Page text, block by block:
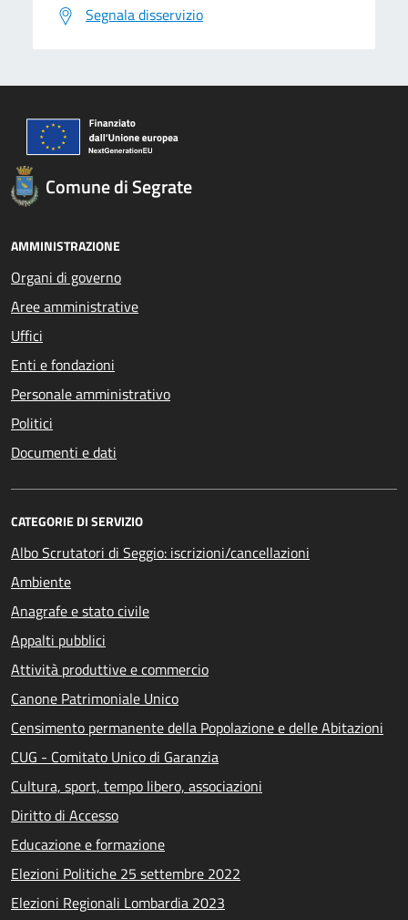
Segnala disservizio
Comune di Segrate
AMMINISTRAZIONE
Organi di governo
Aree amministrative
Uffici
Enti e fondazioni
Personale amministrativo
Politici
Documenti e dati
CATEGORIE DI SERVIZIO
Albo Scrutatori di Seggio: iscrizioni/cancellazioni
Ambiente
Anagrafe e stato civile
Appalti pubblici
Attività produttive e commercio
Canone Patrimoniale Unico
Censimento permanente della Popolazione e delle Abitazioni
CUG - Comitato Unico di Garanzia
Cultura, sport, tempo libero, associazioni
Diritto di Accesso
Educazione e formazione
Elezioni Politiche 25 settembre 2022
Elezioni Regionali Lombardia 2023